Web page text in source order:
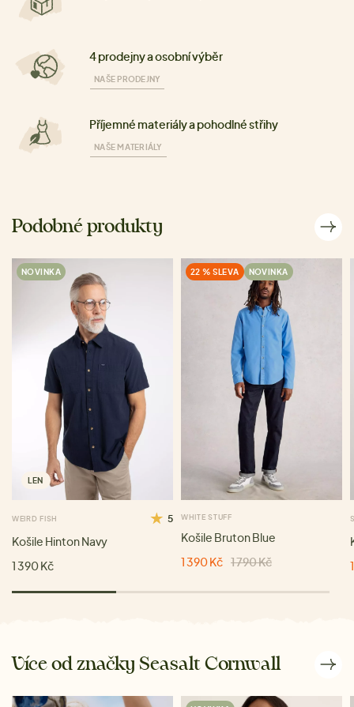
4 prodejny a osobní výběr
NAŠE PRODEJNY
Příjemné materiály a pohodlné střihy
NAŠE MATERIÁLY
Podobné produkty
NOVINKA
LEN
WEIRD FISH 5
Košile Hinton Navy
1 390 Kč
22 % SLEVA NOVINKA
WHITE STUFF
Košile Bruton Blue
1 390 Kč 1 790 Kč
Více od značky Seasalt Cornwall